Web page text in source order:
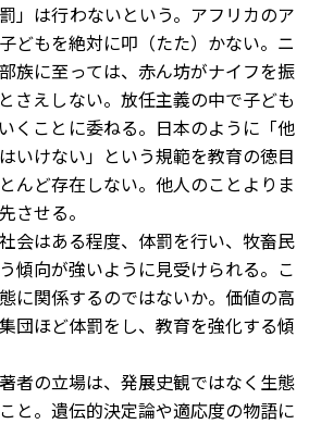
」は行わないという。アフリカのア
どもを絶対に叩（たた）かない。ニ
族に至っては、赤ん坊がナイフを振
さえしない。放任主義の中で子ども
くことに委ねる。日本のように「他
いけない」という規範を教育の徳目
んど存在しない。他人のことよりま
させる。
会はある程度、体罰を行い、牧畜民
傾向が強いように見受けられる。こ
に関係するのではないか。価値の高
団ほど体罰をし、教育を強化する傾
者の立場は、発展史観ではなく生態
と。遺伝的決定論や適応度の物語に